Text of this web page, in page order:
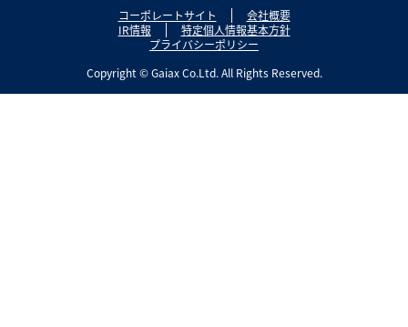
コーポレートサイト
会社概要
IR情報
特定個人情報基本方針
プライバシーポリシー
Copyright © Gaiax Co.Ltd. All Rights Reserved.